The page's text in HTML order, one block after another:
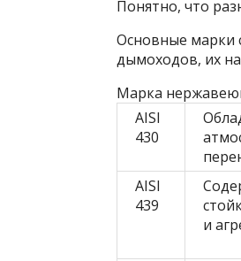
Понятно, что
Основные марки
дымоходов, их
Марка
AISI
430
AISI
439
и